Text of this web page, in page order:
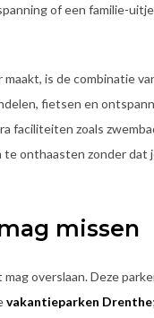
of een familie-
maakt, is de combinatie
fietsen en
faciliteiten zoals
te onthaasten zonder dat
missen
overslaan. Deze
vakantieparken Drenthe